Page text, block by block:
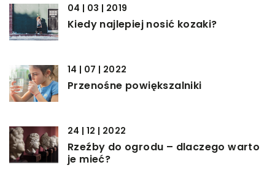
04 | 03 | 2019
Kiedy najlepiej nosić kozaki?
14 | 07 | 2022
Przenośne powiększalniki
24 | 12 | 2022
Rzeźby do ogrodu – dlaczego warto
je mieć?